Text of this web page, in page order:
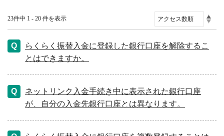
23件中 1 - 20 件を表示
らくらく振替入金に登録した銀行口座を解除するこ
とはできますか。
ネットリンク入金手続き中に表示された銀行口座
が、自分の入金先銀行口座とは異なります。